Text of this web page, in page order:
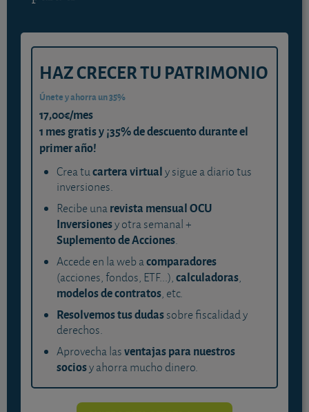
HAZ CRECER TU PATRIMONIO
Únete y ahorra un 35%
17,00€/mes
1 mes gratis y ¡35% de descuento durante el
primer año!
Crea tucartera virtualy sigue a diario tus
inversiones.
Recibe unarevista mensual OCU
Inversionesy otra semanal +
Suplemento de Acciones.
Accede en la web acomparadores
(acciones, fondos, ETF...),calculadoras,
modelos de contratos, etc.
Resolvemos tus dudassobre fiscalidad y
derechos.
Aprovecha lasventajas para nuestros
sociosy ahorra mucho dinero.